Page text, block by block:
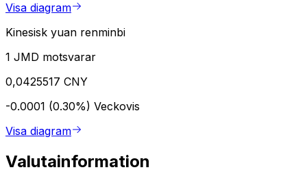
Visa diagram
Kinesisk yuan renminbi
1 JMD motsvarar
0,0425517 CNY
-0.0001 (0.30%) Veckovis
Visa diagram
Valutainformation